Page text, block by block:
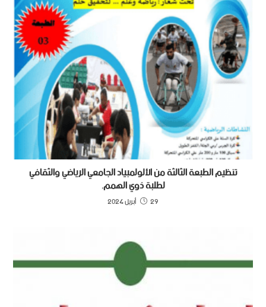
تنظيم الطبعة الثالثة من الألولمبياد الجامعي الرياضي والثقافي
لطلبة ذوي الهمم.
29 أبريل 2024